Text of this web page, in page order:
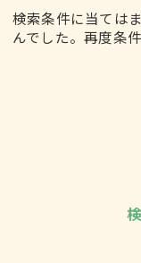
検索条件に当ては
んでした。再度条